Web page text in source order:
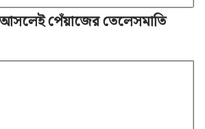
পেঁয়াজের তেলেসমাতি